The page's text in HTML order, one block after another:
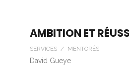
AMBITION ET
SERVICES / MENTORÉS
David Gueye